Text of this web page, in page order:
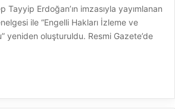
Tayyip Erdoğan’ın imzasıyla yayımlanan
ile “Engelli Hakları İzleme ve
yeniden oluşturuldu. Resmi Gazete’de